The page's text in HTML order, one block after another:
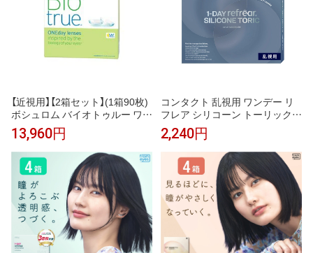
【近視用】【2箱セット】(1箱90枚)
ボシュロム バイオトゥルー ワン
デーコンタクトレンズ[biotrue-9
0][BL]
13,960円
コンタクト 乱視用 ワンデー リ
フレア シリコーン トーリック 1
箱30枚 1day 度あり UVカット
使い捨て クリア コンタクトレン
ズ ソフトコンタクト うるおい
2,240円